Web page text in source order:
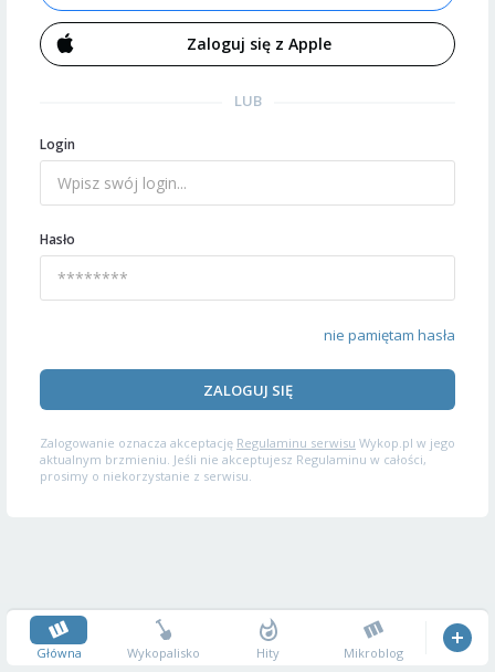
Zaloguj się z Apple
LUB
Login
Hasło
nie pamiętam hasła
ZALOGUJ SIĘ
Zalogowanie oznacza akceptację Regulaminu serwisu Wykop.pl w jego
aktualnym brzmieniu. Jeśli nie akceptujesz Regulaminu w całości,
prosimy o niekorzystanie z serwisu.
Główna Wykopalisko Hity Mikroblog